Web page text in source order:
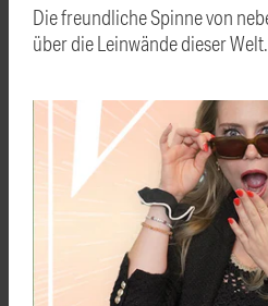
Die freundliche Spinne von
über die Leinwände dieser